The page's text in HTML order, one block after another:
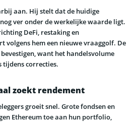
aan. Hij stelt dat de huidige
ver onder de werkelijke waarde ligt.
DeFi, restaking en
volgens hem een nieuwe vraaggolf. De
want het handelsvolume
tijdens correcties.
zoekt rendement
groeit snel. Grote fondsen en
Ethereum toe aan hun portfolio,